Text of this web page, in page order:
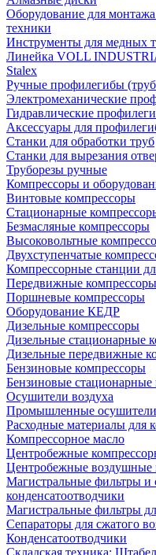
Оборудование для
техники
Инструменты для медных
Линейка VOLL
Stalex
Ручные профилегибы
Электромеханические
Гидравлические
Аксессуары для
Станки для обработки труб
Станки для вырезания
Труборезы ручные
Компрессоры и
Винтовые компрессоры
Стационарные
Безмасляные компрессоры
Высоковольтные
Двухступенчатые
Компрессорные станции
Передвижные компрессоры
Поршневые компрессоры
Оборудование КЕДР
Дизельные компрессоры
Дизельные стационарные
Дизельные передвижные
Бензиновые компрессоры
Бензиновые стационарные
Осушители воздуха
Промышленные осушители
Расходные материалы для
Компрессорное масло
Центробежные
Центробежные воздушные
Магистральные фильтры и
конденсатоотводчики
Магистральные фильтры
Сепараторы для сжатого
Конденсатоотводчики
Складская техника: